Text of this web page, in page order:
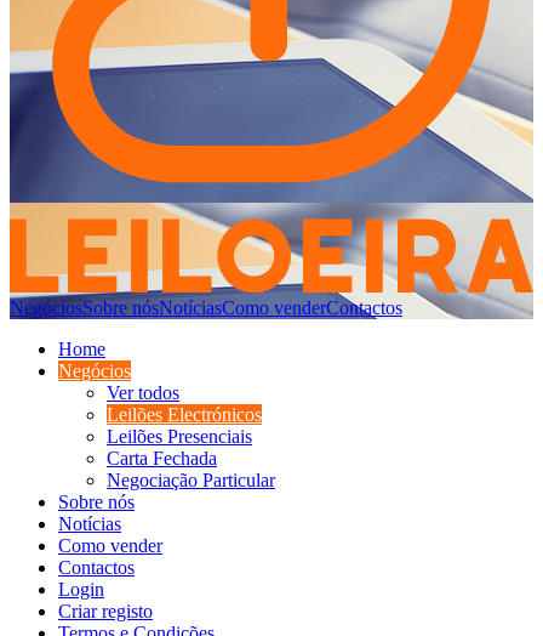
NegóciosSobre nósNotíciasComo venderContactos
Home
Negócios
Ver todos
Leilões Electrónicos
Leilões Presenciais
Carta Fechada
Negociação Particular
Sobre nós
Notícias
Como vender
Contactos
Login
Criar registo